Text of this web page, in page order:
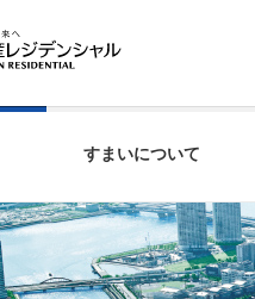
すまいについて